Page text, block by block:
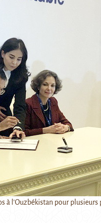
à l'Ouzbékistan pour plusieurs